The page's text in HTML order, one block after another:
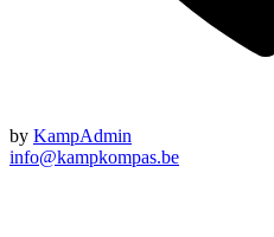
by KampAdmin
info@kampkompas.be